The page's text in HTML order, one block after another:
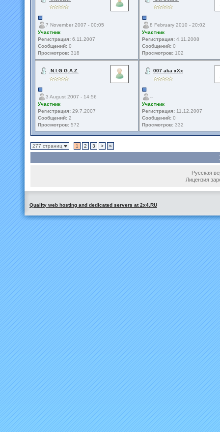
7 November 2007 - 00:05
Участник
Регистрация: 6.11.2007
Сообщений: 0
Просмотров: 318
8 February 2010 - 20:02
Участник
Регистрация: 4.11.2008
Сообщений: 0
Просмотров: 102
.N.I.G.G.A.Z.
3 August 2007 - 14:56
Участник
Регистрация: 29.7.2007
Сообщений: 2
Просмотров: 572
007 aka xXx
--
Участник
Регистрация: 11.12.2007
Сообщений: 0
Просмотров: 332
277 страниц 1 2 3 > »
Русская
Лицензия
Quality web hosting and dedicated servers at 2x4.RU